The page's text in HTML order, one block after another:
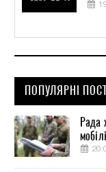
ПОПУЛЯРНІ
Рада